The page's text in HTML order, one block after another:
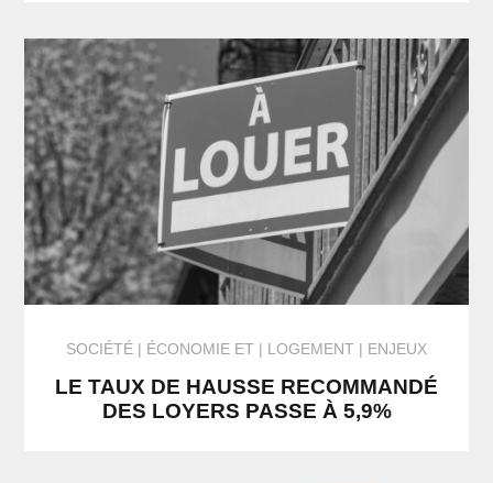
SOCIÉTÉ ÉCONOMIE ET LOGEMENT ENJEUX
LE TAUX DE HAUSSE RECOMMANDÉ
DES LOYERS PASSE À 5,9%